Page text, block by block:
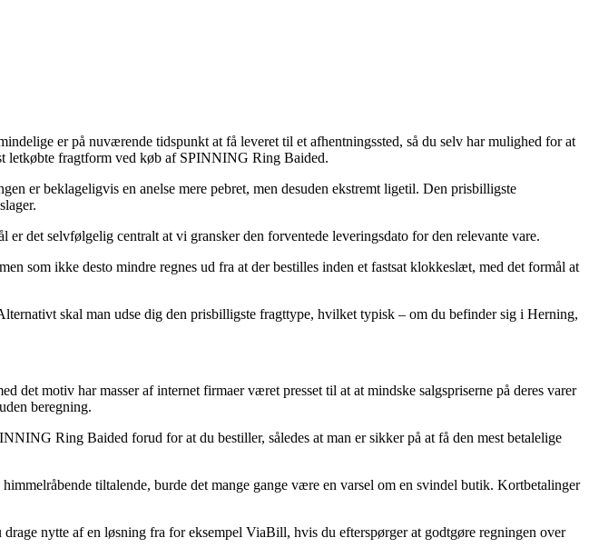
er på nuværende tidspunkt at få leveret til et afhentningssted, så du selv har mulighed for at
letkøbte fragtform ved køb af SPINNING Ring Baided.
er beklageligvis en anelse mere pebret, men desuden ekstremt ligetil. Den prisbilligste
det selvfølgelig centralt at vi gransker den forventede leveringsdato for den relevante vare.
som ikke desto mindre regnes ud fra at der bestilles inden et fastsat klokkeslæt, med det formål at
skal man udse dig den prisbilligste fragttype, hvilket typisk – om du befinder sig i Herning,
motiv har masser af internet firmaer været presset til at at mindske salgspriserne på deres varer
beregning.
Ring Baided forud for at du bestiller, således at man er sikker på at få den mest betalelige
tiltalende, burde det mange gange være en varsel om en svindel butik. Kortbetalinger
nytte af en løsning fra for eksempel ViaBill, hvis du efterspørger at godtgøre regningen over